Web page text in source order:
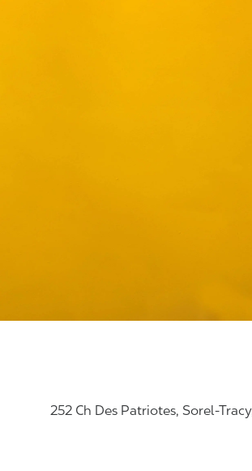
252 Ch Des Patriotes, Sorel-